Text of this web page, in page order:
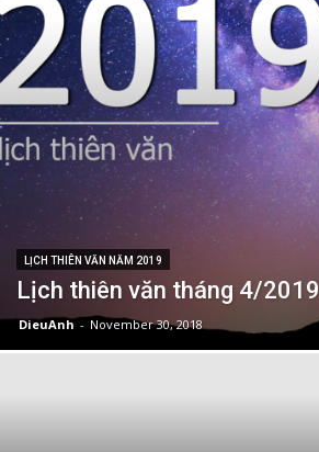
LỊCH THIÊN VĂN NĂM 2019
Lịch thiên văn tháng 4/2019
DieuAnh - November 30, 2018